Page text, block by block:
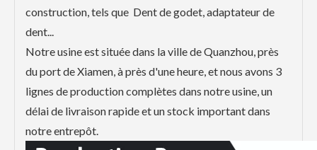
construction, tels que Dent de godet, adaptateur de
dent...
Notre usine est située dans la ville de Quanzhou, près
du port de Xiamen, à près d'une heure, et nous avons 3
lignes de production complètes dans notre usine, un
délai de livraison rapide et un stock important dans
notre entrepôt.